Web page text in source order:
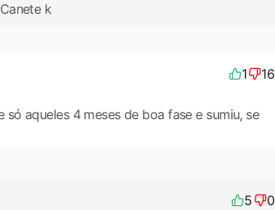
k
1 16
só aqueles 4 meses de boa fase e sumiu, se
5 0